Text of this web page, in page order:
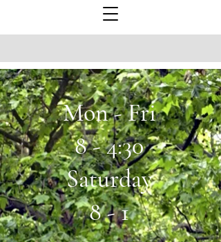
Mon - Fri
8 - 4:30
Saturday
8 - 1